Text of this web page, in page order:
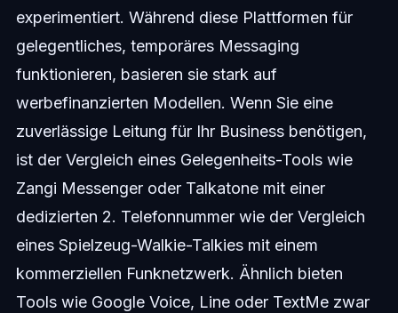
experimentiert. Während diese Plattformen für
gelegentliches, temporäres Messaging
funktionieren, basieren sie stark auf
werbefinanzierten Modellen. Wenn Sie eine
zuverlässige Leitung für Ihr Business benötigen,
ist der Vergleich eines Gelegenheits-Tools wie
Zangi Messenger oder Talkatone mit einer
dedizierten 2. Telefonnummer wie der Vergleich
eines Spielzeug-Walkie-Talkies mit einem
kommerziellen Funknetzwerk. Ähnlich bieten
Tools wie Google Voice, Line oder TextMe zwar